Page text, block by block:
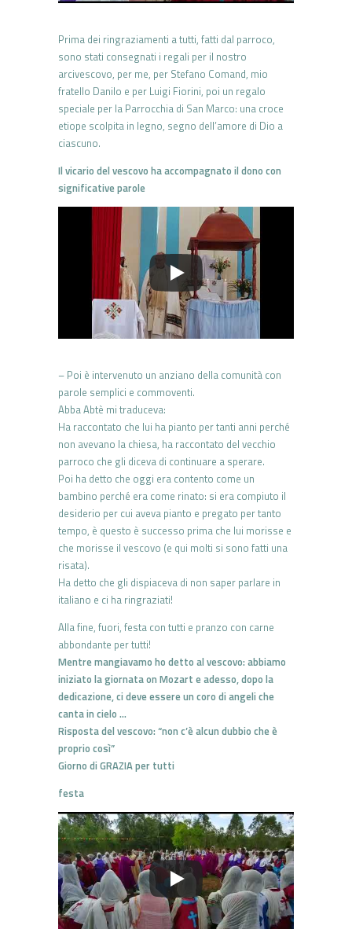
Prima dei ringraziamenti a tutti, fatti dal parroco,
sono stati consegnati i regali per il nostro
arcivescovo, per me, per Stefano Comand, mio
fratello Danilo e per Luigi Fiorini, poi un regalo
speciale per la Parrocchia di San Marco: una croce
etiope scolpita in legno, segno dell’amore di Dio a
ciascuno.
Il vicario del vescovo ha accompagnato il dono con
significative parole
– Poi è intervenuto un anziano della comunità con
parole semplici e commoventi.
Abba Abtè mi traduceva:
Ha raccontato che lui ha pianto per tanti anni perché
non avevano la chiesa, ha raccontato del vecchio
parroco che gli diceva di continuare a sperare.
Poi ha detto che oggi era contento come un
bambino perché era come rinato: si era compiuto il
desiderio per cui aveva pianto e pregato per tanto
tempo, è questo è successo prima che lui morisse e
che morisse il vescovo (e qui molti si sono fatti una
risata).
Ha detto che gli dispiaceva di non saper parlare in
italiano e ci ha ringraziati!
Alla fine, fuori, festa con tutti e pranzo con carne
abbondante per tutti!
Mentre mangiavamo ho detto al vescovo: abbiamo
iniziato la giornata on Mozart e adesso, dopo la
dedicazione, ci deve essere un coro di angeli che
canta in cielo …
Risposta del vescovo: “non c’è alcun dubbio che è
proprio così”
Giorno di GRAZIA per tutti
festa